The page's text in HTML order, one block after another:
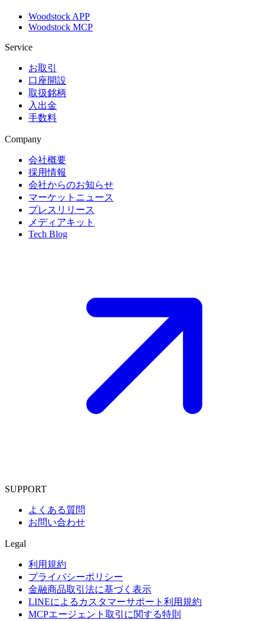
Woodstock APP
Woodstock MCP
Service
お取引
口座開設
取扱銘柄
入出金
手数料
Company
会社概要
採用情報
会社からのお知らせ
マーケットニュース
プレスリリース
メディアキット
Tech Blog
SUPPORT
よくある質問
お問い合わせ
Legal
利用規約
プライバシーポリシー
金融商品取引法に基づく表示
LINEによるカスタマーサポート利用規約
MCPエージェント取引に関する特則